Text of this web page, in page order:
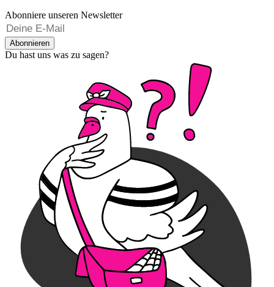
Abonniere unseren Newsletter
Abonnieren
Du hast uns was zu sagen?